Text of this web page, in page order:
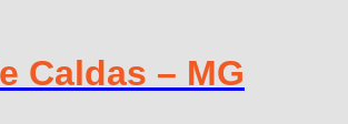
Caldas – MG